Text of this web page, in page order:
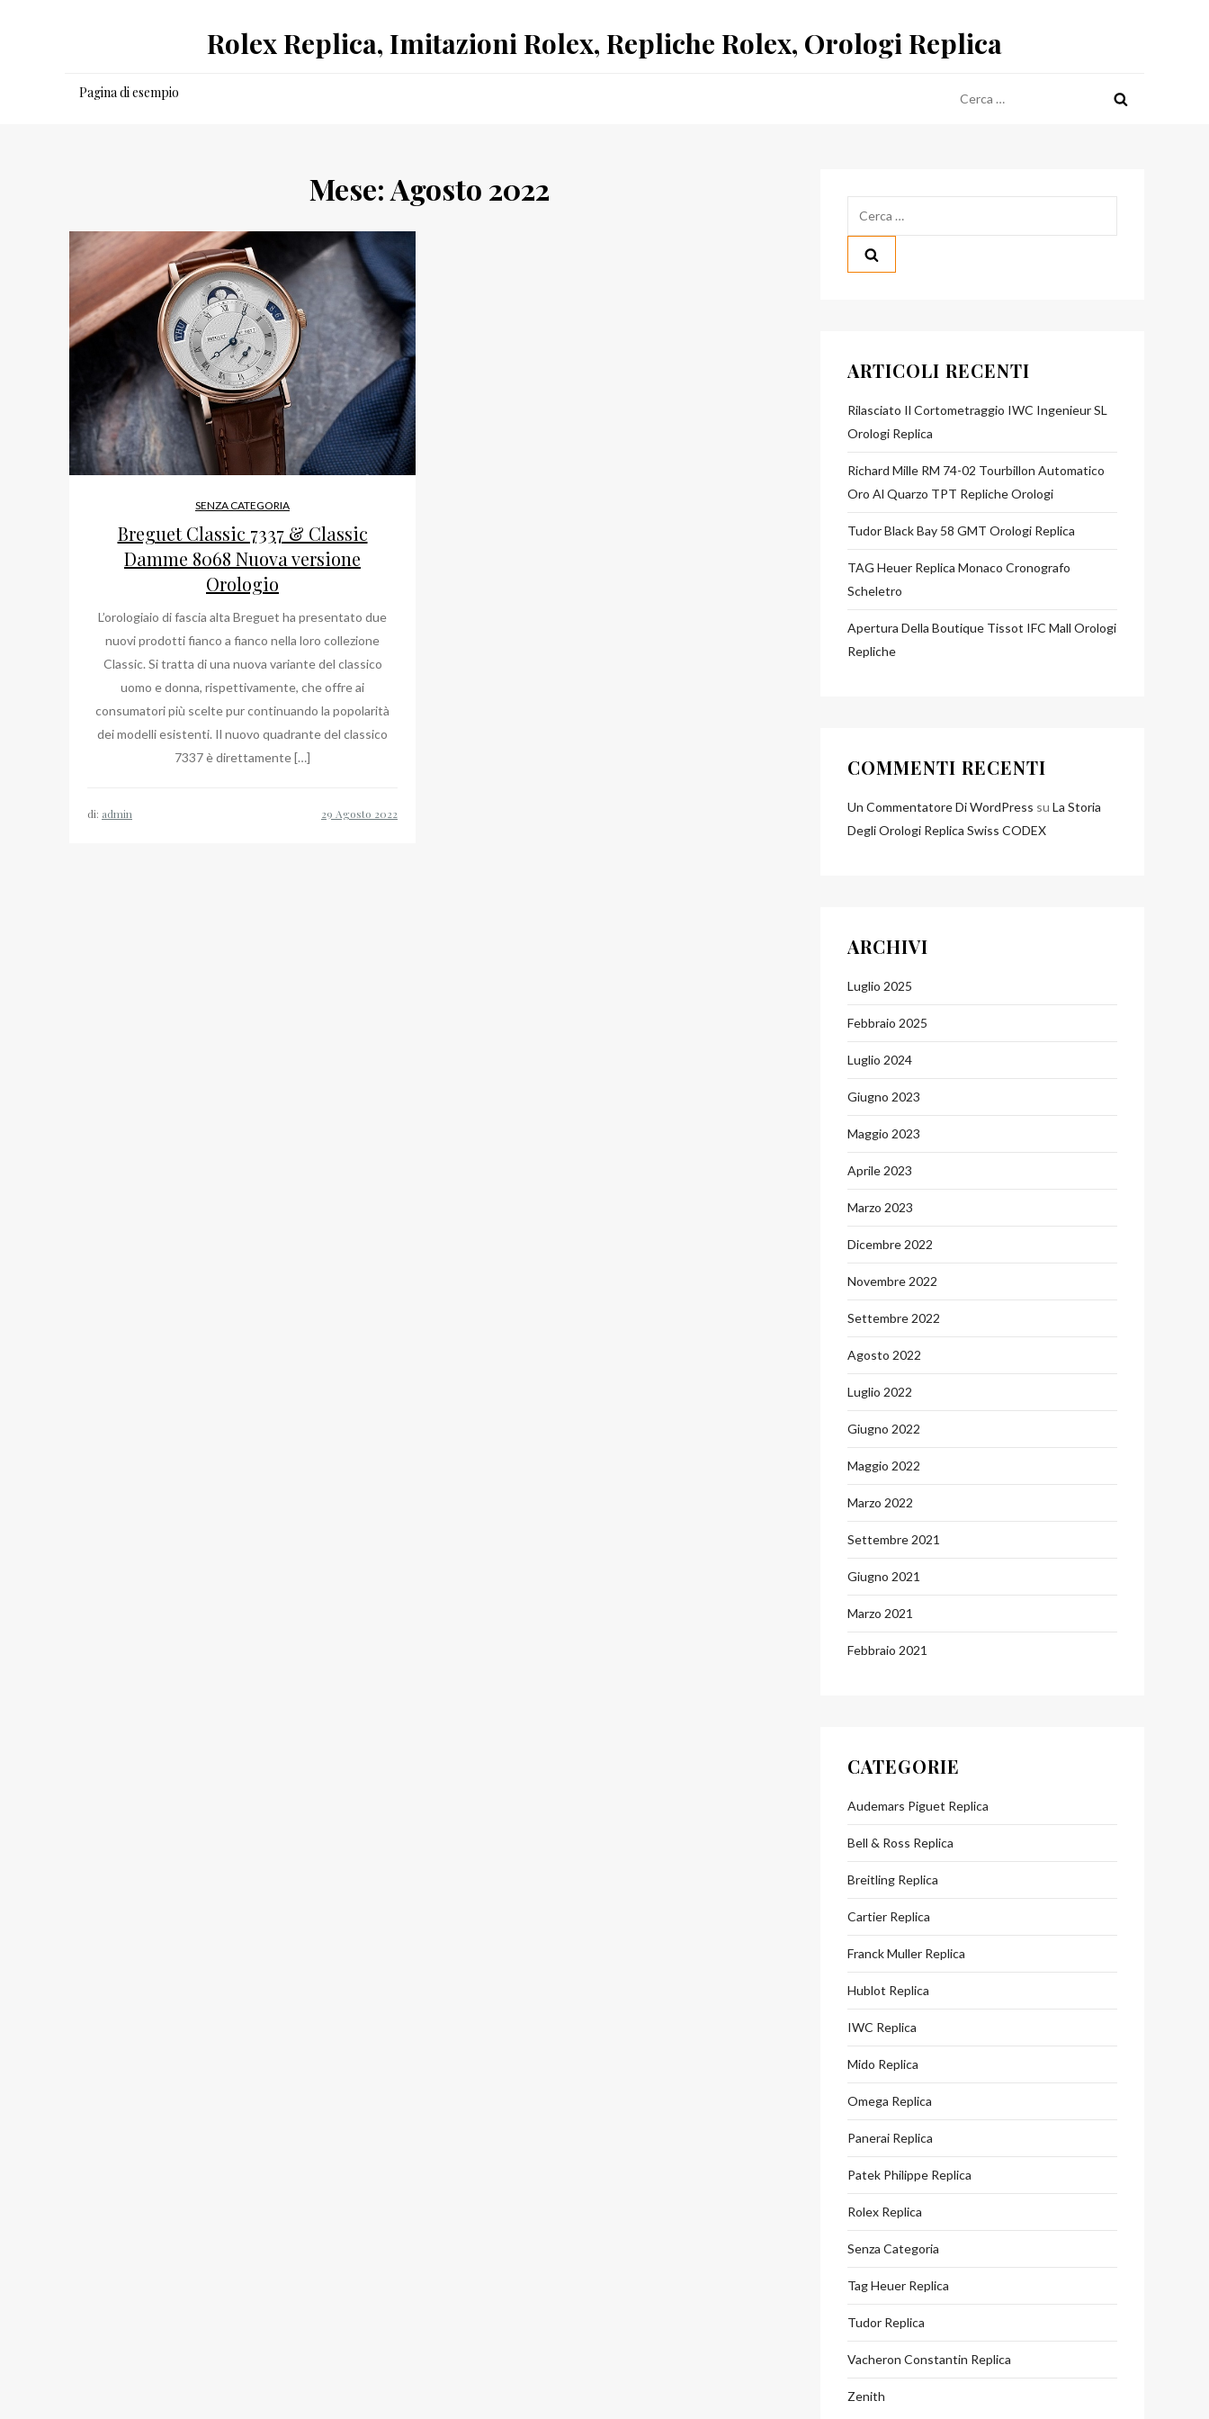
Rolex Replica, Imitazioni Rolex, Repliche Rolex, Orologi Replica
Pagina di esempio
per:
Mese:Agosto 2022
SENZA CATEGORIA
Breguet Classic 7337 & Classic
Damme 8068 Nuova versione
Orologio
L’orologiaio di fascia alta Breguet ha presentato due
nuovi prodotti fianco a fianco nella loro collezione
Classic. Si tratta di una nuova variante del classico
uomo e donna, rispettivamente, che offre ai
consumatori più scelte pur continuando la popolarità
dei modelli esistenti. Il nuovo quadrante del classico
7337 è direttamente […]
di: admin
ARTICOLI RECENTI
Rilasciato Il Cortometraggio IWC Ingenieur SL
Orologi Replica
Richard Mille RM 74-02 Tourbillon Automatico
Oro Al Quarzo TPT Repliche Orologi
Tudor Black Bay 58 GMT Orologi Replica
TAG Heuer Replica Monaco Cronografo
Scheletro
Apertura Della Boutique Tissot IFC Mall Orologi
Repliche
COMMENTI RECENTI
Un Commentatore Di WordPress su La Storia
Degli Orologi Replica Swiss CODEX
ARCHIVI
Luglio 2025
Febbraio 2025
Luglio 2024
Giugno 2023
Maggio 2023
Aprile 2023
Marzo 2023
Dicembre 2022
Novembre 2022
Settembre 2022
Agosto 2022
Luglio 2022
Giugno 2022
Maggio 2022
Marzo 2022
Settembre 2021
Giugno 2021
Marzo 2021
Febbraio 2021
CATEGORIE
Audemars Piguet Replica
Bell & Ross Replica
Breitling Replica
Cartier Replica
Franck Muller Replica
Hublot Replica
IWC Replica
Mido Replica
Omega Replica
Panerai Replica
Patek Philippe Replica
Rolex Replica
Senza Categoria
Tag Heuer Replica
Tudor Replica
Vacheron Constantin Replica
Zenith